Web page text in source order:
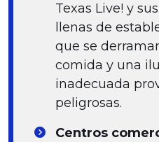
Texas Live! y
llenas de
que se
comida y una
inadecuada
peligrosas.
Centros